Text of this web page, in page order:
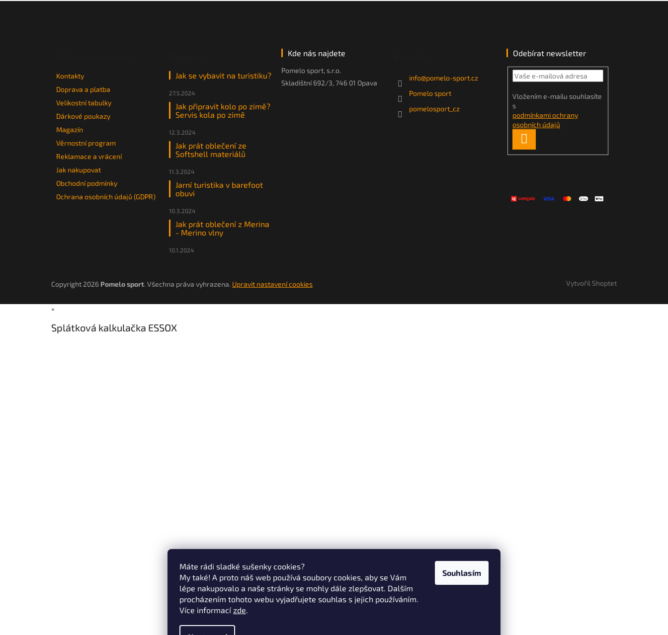
Máte rádi sladké sušenky cookies?
My také! A proto náš web používá soubory cookies, aby se Vám
lépe nakupovalo a naše stránky se mohly dále zlepšovat. Dalším
procházením tohoto webu vyjadřujete souhlas s jejich používáním.
Více informacízde.
Souhlasím
Kontakty
Doprava a platba
Velikostní tabulky
Dárkové poukazy
Magazín
Věrnostní program
Reklamace a vrácení
Jak nakupovat
Obchodní podmínky
Ochrana osobních údajů (GDPR)
Jak se vybavit na turistiku?
27.5.2024
Jak připravit kolo po zimě?
Servis kola po zimě
12.3.2024
Jak prát oblečení ze
Softshell materiálů
11.3.2024
Jarní turistika v barefoot
obuvi
10.3.2024
Jak prát oblečení z Merina
- Merino vlny
10.1.2024
Kde nás najdete
Pomelo sport, s.r.o.
Skladištní 692/3, 746 01 Opava
info@pomelo-sport.cz
Pomelo sport
pomelosport_cz
Odebírat newsletter
Vložením e-mailu souhlasíte
s
podmínkami ochrany
osobních údajů
SE
Vytvořil Shoptet
Copyright 2026 Pomelo sport. Všechna práva vyhrazena. Upravit nastavení cookies
×
Splátková kalkulačka ESSOX